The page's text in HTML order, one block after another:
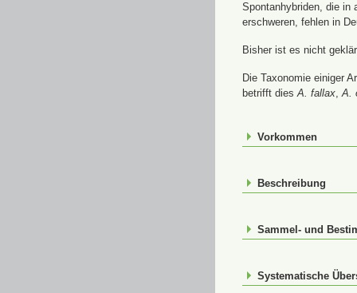
Spontanhybriden, die in
erschweren, fehlen in
Bisher ist es nicht
Die Taxonomie einiger
betrifft diesA. fallax,A.
Vorkommen
Beschreibung
Sammel- und
Systematische